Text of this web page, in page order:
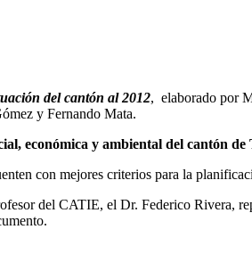
del cantón al 2012, elaborado por
y Fernando Mata.
económica y ambiental del cantón de
con mejores criterios para la
del CATIE, el Dr. Federico Rivera,